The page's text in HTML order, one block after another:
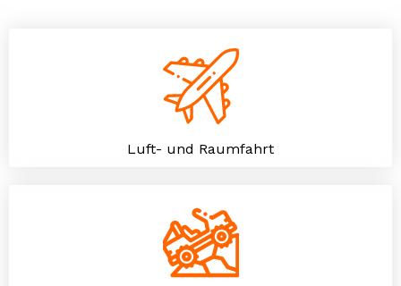
Luft- und Raumfahrt